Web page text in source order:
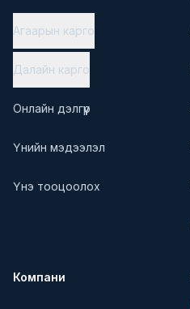
Агаарын карго
Далайн карго
Онлайн дэлгүүр
Үнийн мэдээлэл
Үнэ тооцоолох
Компани